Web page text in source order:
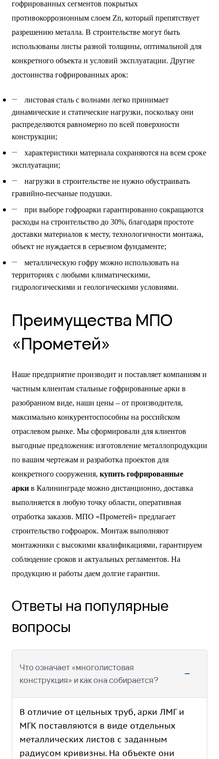
гофрированных сегментов покрытых
противокоррозионным слоем Zn, который препятствует
разрешению металла. В строительстве могут быть
использованы листы разной толщины, оптимальной для
конкретного объекта и условий эксплуатации. Другие
достоинства гофрированных арок:
листовая сталь с волнами легко принимает
динамические и статические нагрузки, поскольку они
распределяются равномерно по всей поверхности
конструкции;
характеристики материала сохраняются на всем сроке
эксплуатации;
нагрузки в строительстве не нужно обустраивать
гравийно-песчаные подушки.
при выборе гофроарки гарантированно сокращаются
расходы на строительство до 30%, благодаря простоте
доставки материалов к месту, технологичности монтажа,
объект не нуждается в серьезном фундаменте;
металлическую гофру можно использовать на
территориях с любыми климатическими,
гидрологическими и геологическими условиями.
Преимущества МПО
«Прометей»
Наше предприятие производит и поставляет компаниям и
частным клиентам стальные гофрированные арки в
разобранном виде, наши цены – от производителя,
максимально конкурентоспособны на российском
отраслевом рынке. Мы сформировали для клиентов
выгодные предложения: изготовление металлопродукции
по вашим чертежам и разработка проектов для
конкретного сооружения, купить гофрированные
арки в Калининграде можно дистанционно, доставка
выполняется в любую точку области, оперативная
отработка заказов. МПО «Прометей» предлагает
строительство гофроарок. Монтаж выполняют
монтажники с высокими квалификациями, гарантируем
соблюдение сроков и актуальных регламентов. На
продукцию и работы даем долгие гарантии.
Ответы на популярные
вопросы
Что означает «многолистовая
конструкция» и как она собирается?
В отличие от цельных труб, арки ЛМГ и
МГК поставляются в виде отдельных
металлических листов с заданным
радиусом кривизны. На объекте они